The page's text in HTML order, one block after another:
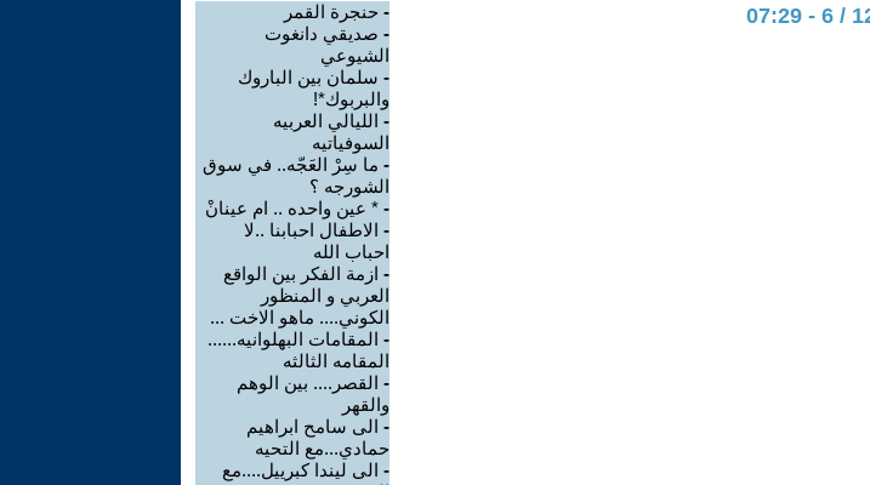
- حنجرة القمر
- صديقي دانغوت
الشيوعي
- سلمان بين الباروك
والبربوك*!
- الليالي العربيه
السوفياتيه
- ما سِرْ العَجّه.. في سوق
الشورجه ؟
- * عين واحده .. ام عينانْ
- الاطفال احبابنا ..لا
احباب الله
- ازمة الفكر بين الواقع
العربي و المنظور
الكوني.... ماهو الاخت ...
- المقامات البهلوانيه......
المقامه الثالثه
- القصر.... بين الوهم
والقهر
- الى سامح ابراهيم
حمادي...مع التحيه
- الى ليندا كبرييل....مع